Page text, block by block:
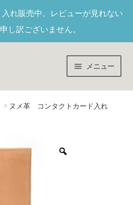
れ販売中。レビューが見れない
し訳ございません。
メニュー
ヌメ革 コンタクトカード入れ